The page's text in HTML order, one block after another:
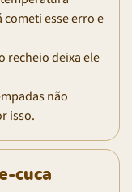
esse erro e
recheio deixa ele
não
isso.
cuca